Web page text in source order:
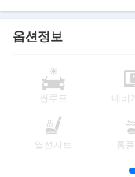
옵션정보
썬루프 네비
열선시트 통